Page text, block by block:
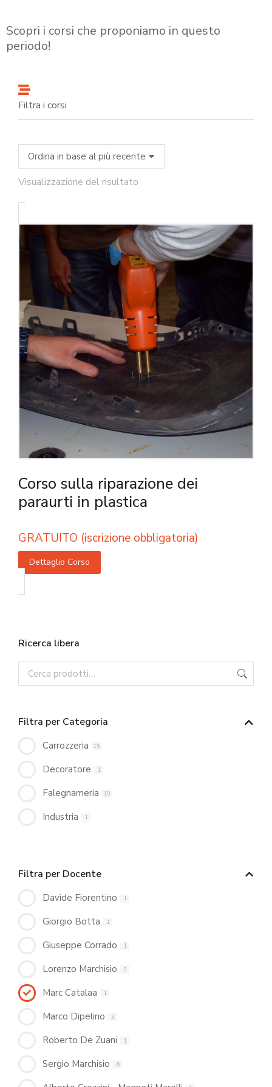
Scopri i corsi che proponiamo in questo
periodo!
Filtra i corsi
Visualizzazione del risultato
Corso sulla riparazione dei
paraurti in plastica
GRATUITO (iscrizione obbligatoria)
Dettaglio Corso
Ricerca libera
Filtra per Categoria
Carrozzeria 15
Decoratore 1
Falegnameria 10
Industria 1
Filtra per Docente
Davide Fiorentino 1
Giorgio Botta 1
Giuseppe Corrado 1
Lorenzo Marchisio 3
Marc Catalaa 1
Marco Dipelino 3
Roberto De Zuani 1
Sergio Marchisio 6